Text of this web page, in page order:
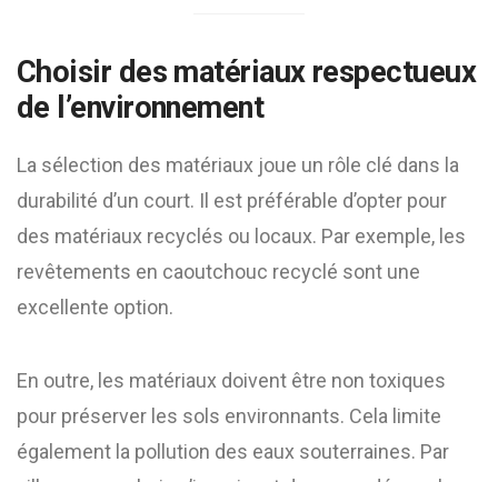
Choisir des matériaux respectueux
de l’environnement
La sélection des matériaux joue un rôle clé dans la
durabilité d’un court. Il est préférable d’opter pour
des matériaux recyclés ou locaux. Par exemple, les
revêtements en caoutchouc recyclé sont une
excellente option.
En outre, les matériaux doivent être non toxiques
pour préserver les sols environnants. Cela limite
également la pollution des eaux souterraines. Par